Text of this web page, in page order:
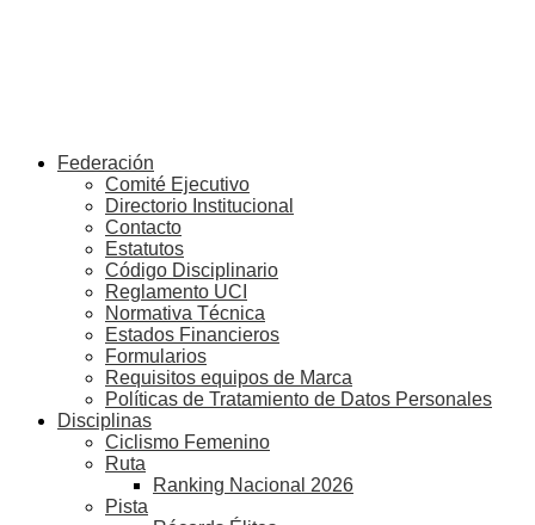
Federación
Comité Ejecutivo
Directorio Institucional
Contacto
Estatutos
Código Disciplinario
Reglamento UCI
Normativa Técnica
Estados Financieros
Formularios
Requisitos equipos de Marca
Políticas de Tratamiento de Datos Personales
Disciplinas
Ciclismo Femenino
Ruta
Ranking Nacional 2026
Pista